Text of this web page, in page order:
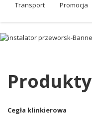
Transport
Promocja
Produkty
Cegła klinkierowa